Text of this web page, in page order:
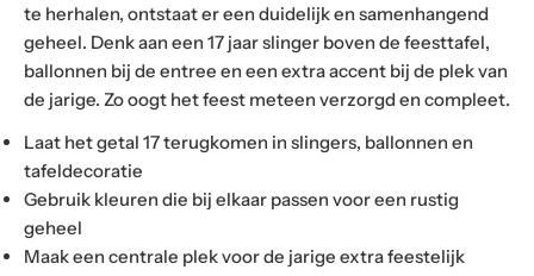
te herhalen, ontstaat er een duidelijk en samenhangend
geheel. Denk aan een 17 jaar slinger boven de feesttafel,
ballonnen bij de entree en een extra accent bij de plek van
de jarige. Zo oogt het feest meteen verzorgd en compleet.
Laat het getal 17 terugkomen in slingers, ballonnen en
tafeldecoratie
Gebruik kleuren die bij elkaar passen voor een rustig
geheel
Maak een centrale plek voor de jarige extra feestelijk